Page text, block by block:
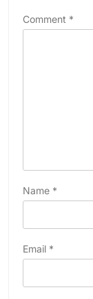
Comment *
Name *
Email *